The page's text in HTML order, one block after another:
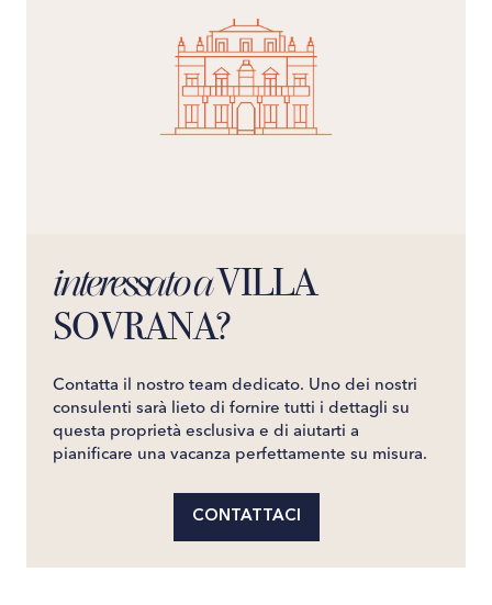
interessato aVILLA
SOVRANA?
Contatta il nostro team dedicato. Uno dei nostri
consulenti sarà lieto di fornire tutti i dettagli su
questa proprietà esclusiva e di aiutarti a
pianificare una vacanza perfettamente su misura.
CONTATTACI